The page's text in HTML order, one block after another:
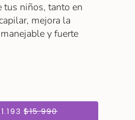
tus niños, tanto en
mejora la
y fuerte
$15.990